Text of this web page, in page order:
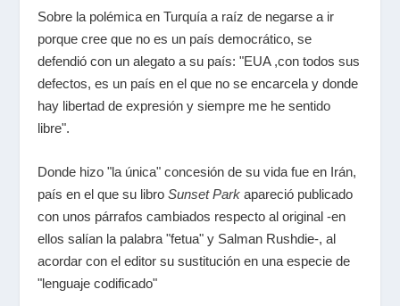
Sobre la polémica en Turquía a raíz de negarse a ir
porque cree que no es un país democrático, se
defendió con un alegato a su país: "EUA ,con todos sus
defectos, es un país en el que no se encarcela y donde
hay libertad de expresión y siempre me he sentido
libre".
Donde hizo "la única" concesión de su vida fue en Irán,
país en el que su libroSunset Park apareció publicado
con unos párrafos cambiados respecto al original -en
ellos salían la palabra "fetua" y Salman Rushdie-, al
acordar con el editor su sustitución en una especie de
"lenguaje codificado"